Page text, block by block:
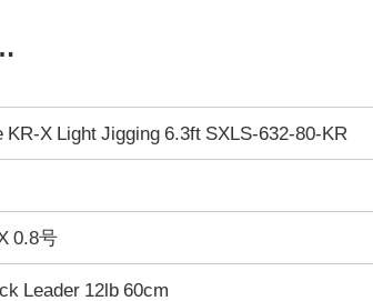
KR-X Light Jigging 6.3ft SXLS-632-80-KR
0.8号
Leader 12lb 60cm